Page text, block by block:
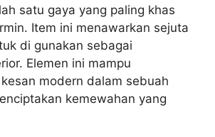
satu gaya yang paling khas
Item ini menawarkan sejuta
di gunakan sebagai
Elemen ini mampu
modern dalam sebuah
kemewahan yang